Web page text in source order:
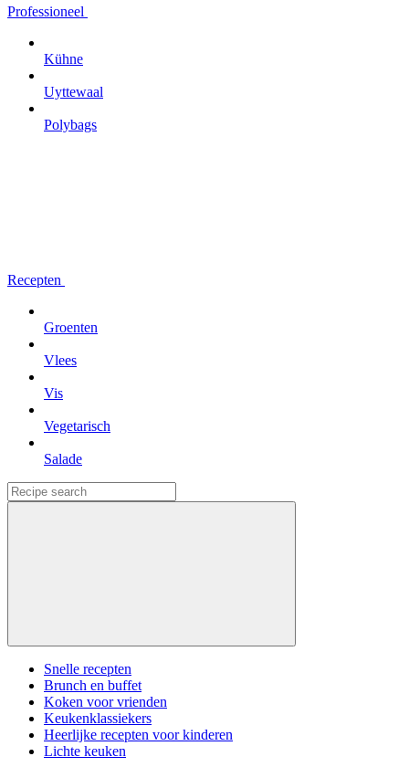
Professioneel
Kühne
Uyttewaal
Polybags
Recepten
Groenten
Vlees
Vis
Vegetarisch
Salade
Snelle recepten
Brunch en buffet
Koken voor vrienden
Keukenklassiekers
Heerlijke recepten voor kinderen
Lichte keuken